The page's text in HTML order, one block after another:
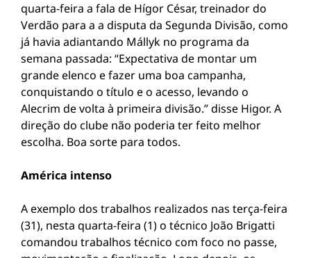
quarta-feira a fala de Hígor César, treinador do
Verdão para a a disputa da Segunda Divisão, como
já havia adiantando Mállyk no programa da
semana passada: “Expectativa de montar um
grande elenco e fazer uma boa campanha,
conquistando o título e o acesso, levando o
Alecrim de volta à primeira divisão.” disse Higor. A
direção do clube não poderia ter feito melhor
escolha. Boa sorte para todos.
América intenso
A exemplo dos trabalhos realizados nas terça-feira
(31), nesta quarta-feira (1) o técnico João Brigatti
comandou trabalhos técnico com foco no passe,